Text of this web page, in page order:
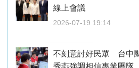
線上會議
2026-07-19 19:14
不刻意討好民眾 台中
秀燕強調相信專業團隊